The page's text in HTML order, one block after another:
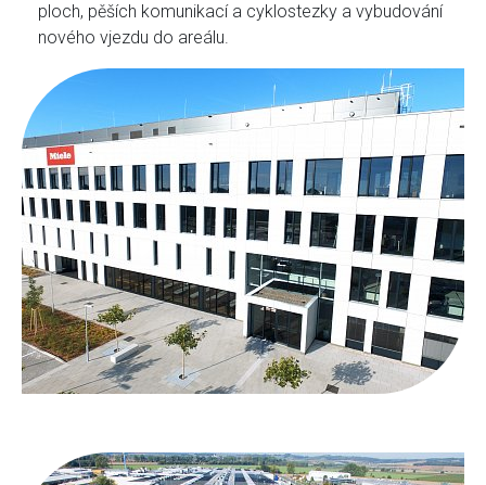
ploch, pěších komunikací a cyklostezky a vybudování
nového vjezdu do areálu.